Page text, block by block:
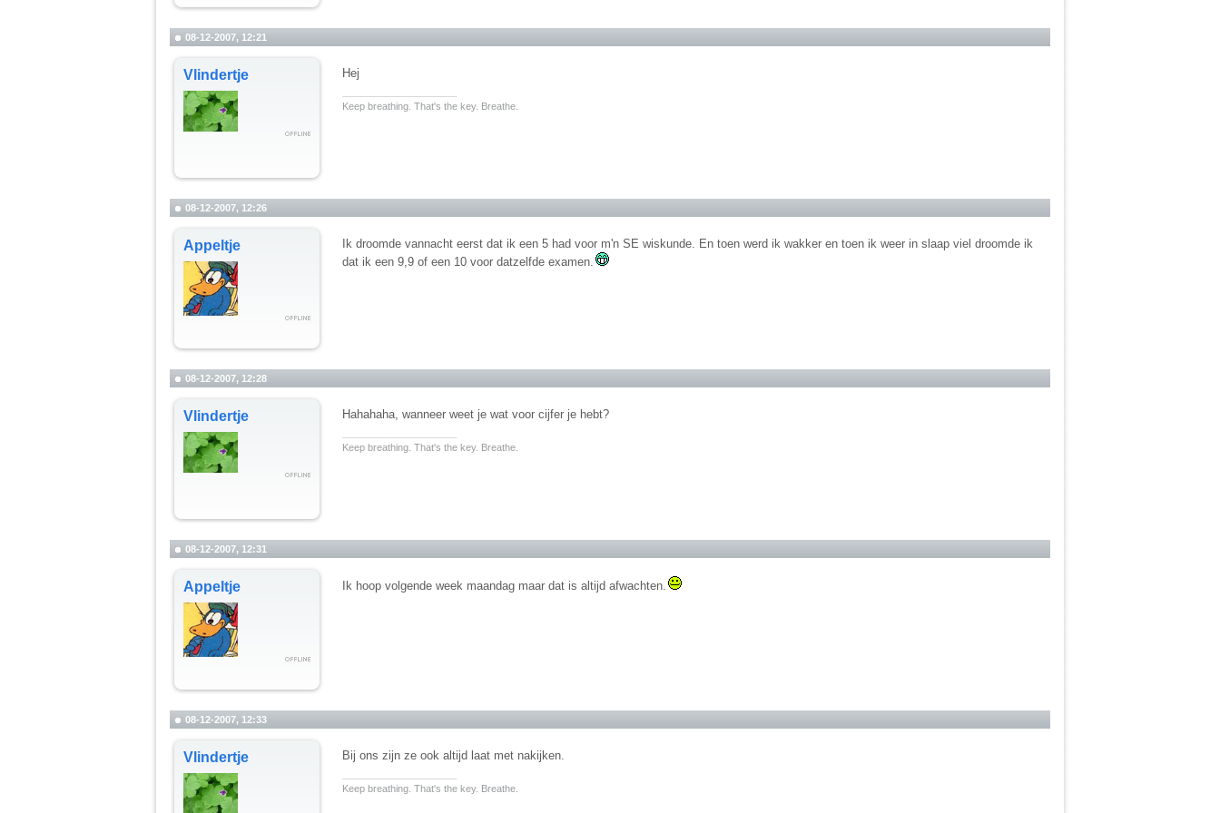
08-12-2007, 12:21
Vlindertje
Hej
Keep breathing. That's the key. Breathe.
08-12-2007, 12:26
Appeltje
Ik droomde vannacht eerst dat ik een 5 had voor m'n SE wiskunde. En toen werd ik wakker en toen ik weer in slaap viel droomde ik
dat ik een 9,9 of een 10 voor datzelfde examen.
08-12-2007, 12:28
Vlindertje
Hahahaha, wanneer weet je wat voor cijfer je hebt?
Keep breathing. That's the key. Breathe.
08-12-2007, 12:31
Appeltje Ik hoop volgende week maandag maar dat is altijd afwachten.
08-12-2007, 12:33
Vlindertje
Bij ons zijn ze ook altijd laat met nakijken.
Keep breathing. That's the key. Breathe.